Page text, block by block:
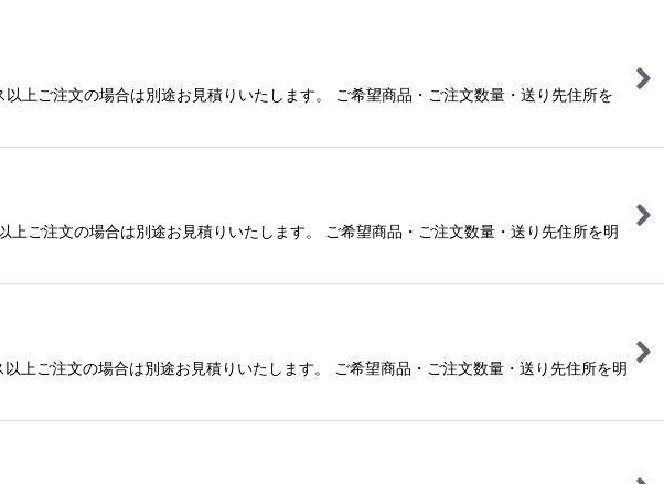
ご注文の場合は別途お見積りいたします。 ご希望商品・ご注文数量・送り先住所を
ご注文の場合は別途お見積りいたします。 ご希望商品・ご注文数量・送り先住所を明
ご注文の場合は別途お見積りいたします。 ご希望商品・ご注文数量・送り先住所を明